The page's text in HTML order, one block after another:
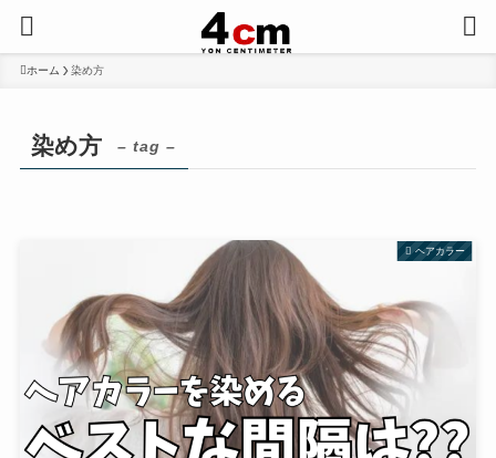
ホーム 染め方
染め方 – tag –
ヘアカラー